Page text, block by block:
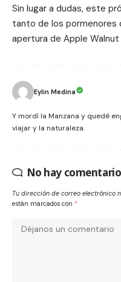
Sin lugar a dudas, este
tanto de los pormenores
apertura de Apple Walnut
Eylin Medina
Y mordí la Manzana y quedé
viajar y la naturaleza.
No hay
Tu dirección de correo electrónico
están marcados con *